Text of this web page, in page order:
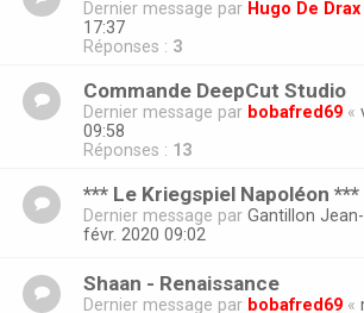
Dernier message par Hugo De Drax
17:37
Réponses : 3
Commande DeepCut Studio
Dernier message par bobafred69 «
09:58
Réponses : 13
*** Le Kriegspiel Napoléon ***
Dernier message par Gantillon
févr. 2020 09:02
Shaan - Renaissance
Dernier message par bobafred69 «